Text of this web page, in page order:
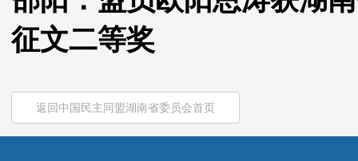
征文二等奖
返回中国民主同盟湖南省委员会首页